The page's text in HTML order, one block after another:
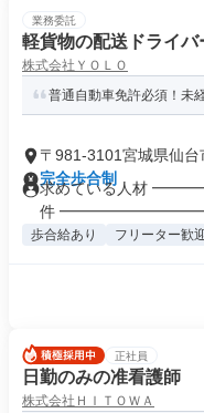
業務委託
軽貨物の配送ドライバ
株式会社ＹＯＬＯ
普通自動車免許必須！未
〒981-3101宮城県仙台
完全歩合制
求めている人材
件
歩合給あり フリーター歓
正社員
日勤のみの准看護師
株式会社ＨＩＴＯＷＡ